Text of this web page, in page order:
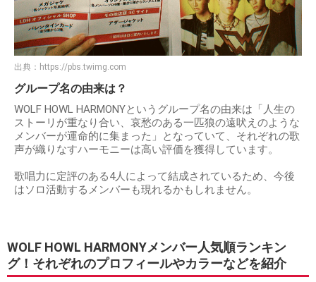
出典： https://pbs.twimg.com
グループ名の由来は？
WOLF HOWL HARMONYというグループ名の由来は「人生の
ストーリが重なり合い、哀愁のある一匹狼の遠吠えのような
メンバーが運命的に集まった」となっていて、それぞれの歌
声が織りなすハーモニーは高い評価を獲得しています。
歌唱力に定評のある4人によって結成されているため、今後
はソロ活動するメンバーも現れるかもしれません。
WOLF HOWL HARMONYメンバー人気順ランキン
グ！それぞれのプロフィールやカラーなどを紹介